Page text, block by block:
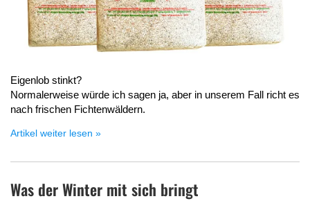
Eigenlob stinkt?
Normalerweise würde ich sagen ja, aber in unserem Fall richt es
nach frischen Fichtenwäldern.
Artikel weiter lesen »
Was der Winter mit sich bringt